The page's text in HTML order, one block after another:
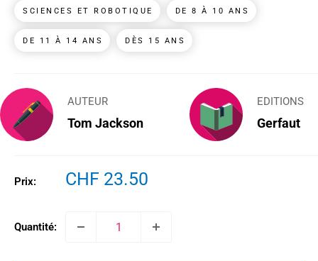
SCIENCES ET ROBOTIQUE DE 8 À 10 ANS
DE 11 À 14 ANS DÈS 15 ANS
AUTEUR
Tom Jackson
EDITIONS
Gerfaut
Prix:
Prix
CHF 23.50
Quantité: